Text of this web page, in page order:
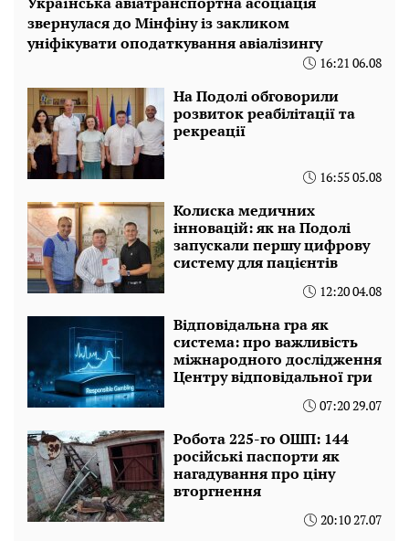
звернулася до Мінфіну із закликом
уніфікувати оподаткування авіалізингу
16:21 06.08
На Подолі обговорили
розвиток реабілітації та
рекреації
16:55 05.08
Колиска медичних
інновацій: як на Подолі
запускали першу цифрову
систему для пацієнтів
12:20 04.08
Відповідальна гра як
система: про важливість
міжнародного дослідження
Центру відповідальної гри
07:20 29.07
Робота 225-го ОШП: 144
російські паспорти як
нагадування про ціну
вторгнення
20:10 27.07